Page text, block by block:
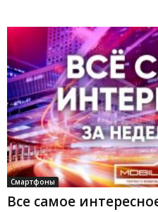
Смартфоны
Все самое